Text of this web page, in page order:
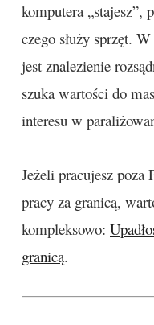
komputera „stajesz”,
czego służy sprzęt.
jest znalezienie
szuka wartości do
interesu w
Jeżeli pracujesz poza
pracy za granicą,
kompleksowo:
granicą.